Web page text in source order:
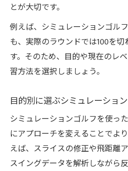
とが大切です。
例えば、シミュレーションゴル
も、実際のラウンドでは100を
す。そのため、目的や現在のレ
習方法を選択しましょう。
目的別に選ぶシミュレーショ
シミュレーションゴルフを使っ
にアプローチを変えることでよ
えば、スライスの修正や飛距離
スイングデータを解析しながら